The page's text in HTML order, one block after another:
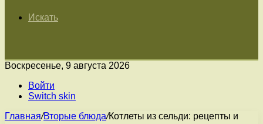
Искать
Воскресенье, 9 августа 2026
Войти
Switch skin
Главная/Вторые блюда/Котлеты из сельди: рецепты и